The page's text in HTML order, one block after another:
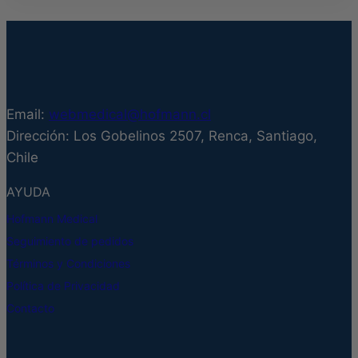
opciones
se
página
de
producto
Email: webmedical@hofmann.cl
Dirección: Los Gobelinos 2507, Renca, Santiago,
Chile
AYUDA
Hofmann Medical
Seguimiento de pedidos
Términos y Condiciones
Política de Privacidad
Contacto